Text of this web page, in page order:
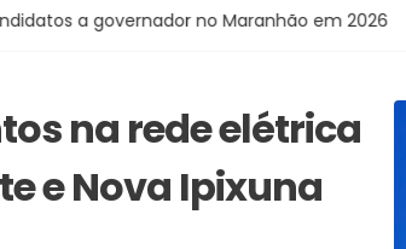
no Maranhão em 2026 Eleição 2026
na rede elétrica
e Nova Ipixuna